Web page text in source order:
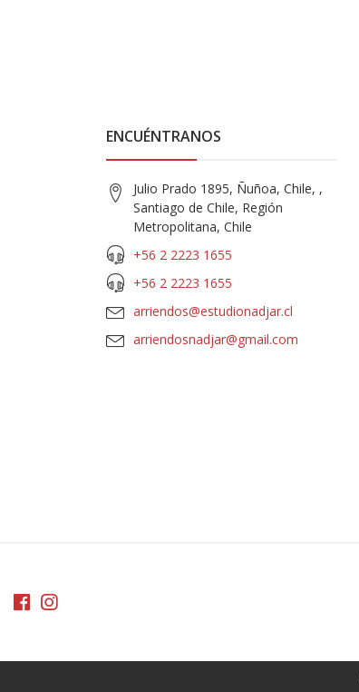
ENCUÉNTRANOS
Julio Prado 1895, Ñuñoa, Chile, ,
Santiago de Chile, Región
Metropolitana, Chile
+56 2 2223 1655
+56 2 2223 1655
arriendos@estudionadjar.cl
arriendosnadjar@gmail.com